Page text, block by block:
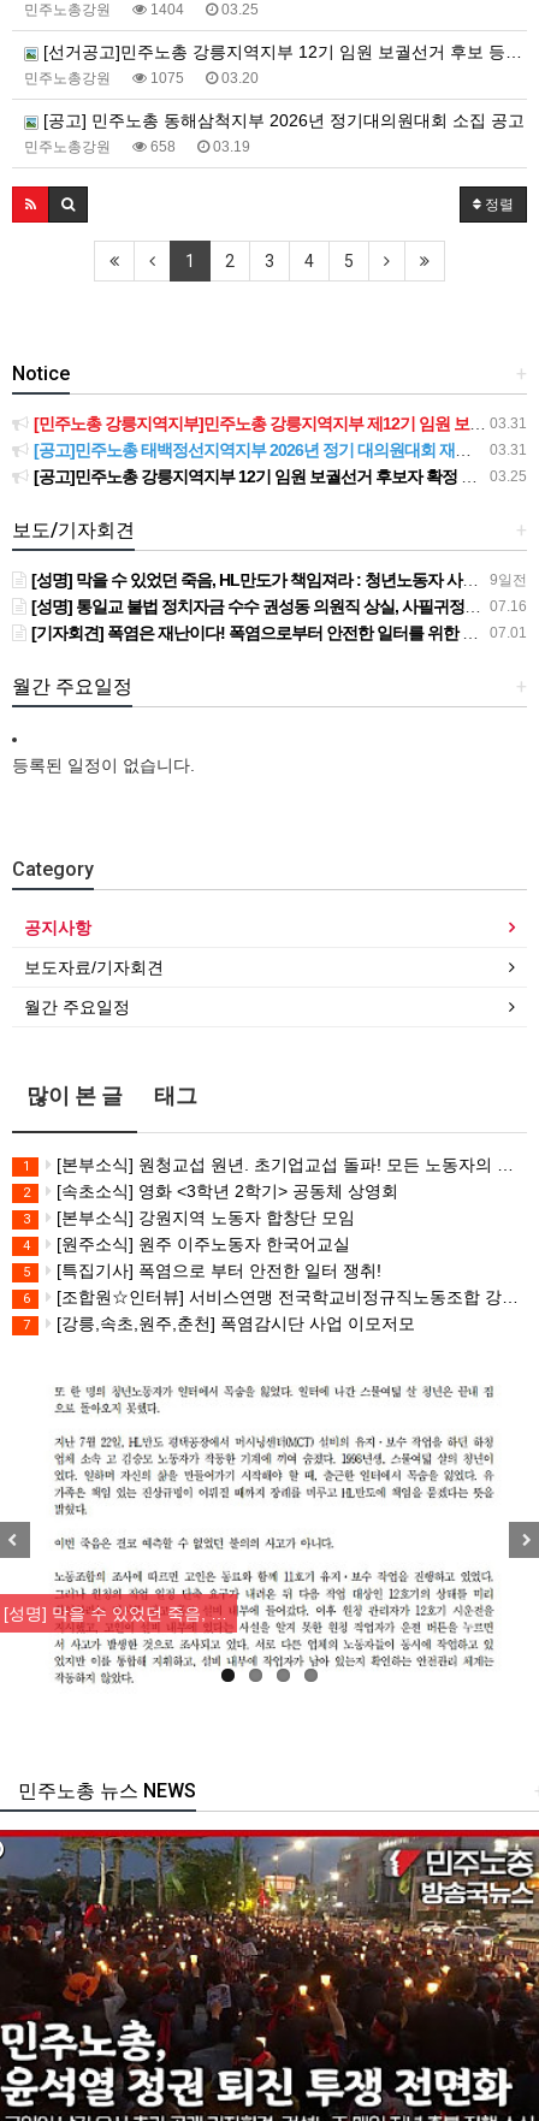
민주노총강원 1404 03.25
[선거공고]민주노총 강릉지역지부 12기 임원 보궐선거 후보 등록 기간 연장 공고
민주노총강원 1075 03.20
[공고] 민주노총 동해삼척지부 2026년 정기대의원대회 소집 공고
민주노총강원 658 03.19
정렬
1 2 3 4 5
+
Notice
03.31
[민주노총 강릉지역지부]민주노총 강릉지역지부 제12기 임원 보궐선거결과 공고
03.31
[공고]민주노총 태백정선지역지부 2026년 정기 대의원대회 재소집 건
03.25
[공고]민주노총 강릉지역지부 12기 임원 보궐선거 후보자 확정 공고
+
보도/기자회견
9일전
[성명] 막을 수 있었던 죽음, HL만도가 책임져라 : 청년노동자 사망사고의 철저한 진상규명과 재발방지 대책 마련하라
07.16
[성명] 통일교 불법 정치자금 수수 권성동 의원직 상실, 사필귀정이다
07.01
[기자회견] 폭염은 재난이다! 폭염으로부터 안전한 일터를 위한 민주노총 강원지역본부 폭염감시단 선포 기자회견
+
월간 주요일정
등록된 일정이 없습니다.
Category
공지사항
보도자료/기자회견
월간 주요일정
많이 본 글 태그
1 [본부소식] 원청교섭 원년. 초기업교섭 돌파! 모든 노동자의 노동기본권 쟁취! 민주노총 7.15 총파업대회
2 [속초소식] 영화 <3학년 2학기> 공동체 상영회
3 [본부소식] 강원지역 노동자 합창단 모임
4 [원주소식] 원주 이주노동자 한국어교실
5 [특집기사] 폭염으로 부터 안전한 일터 쟁취!
6 [조합원☆인터뷰] 서비스연맹 전국학교비정규직노동조합 강원지부 김유미 춘천지회장
7 [강릉,속초,원주,춘천] 폭염감시단 사업 이모저모
[성명] 막을 수 있었던 죽음, …
주노총 뉴스 NEWS